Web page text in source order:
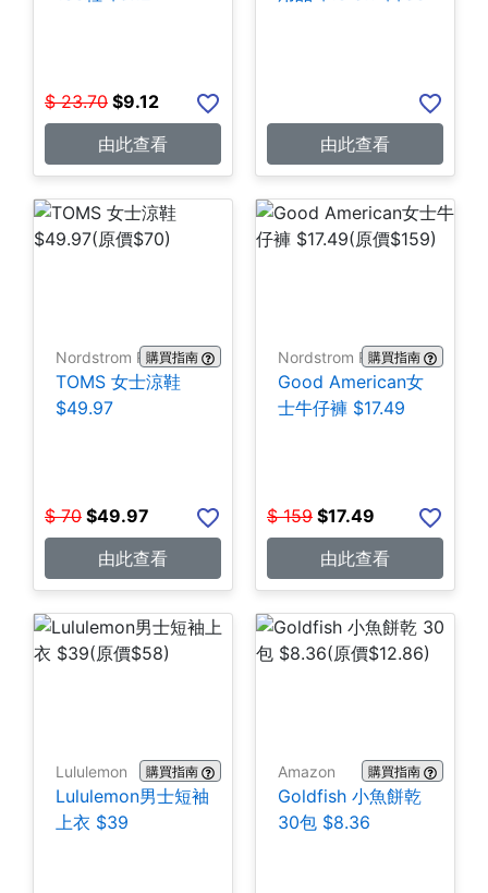
$ 23.70 $9.12
由此查看
由此查看
Nordstrom Rack購買指南
TOMS 女士涼鞋
$49.97
$ 70 $49.97
由此查看
Nordstrom Rack購買指南
Good American女
士牛仔褲 $17.49
$ 159 $17.49
由此查看
Lululemon 購買指南
Lululemon男士短袖
上衣 $39
Amazon 購買指南
Goldfish 小魚餅乾
30包 $8.36